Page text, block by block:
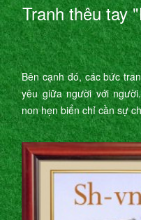
Tranh thêu tay
Bên cạnh đó, các bức
yêu giữa người với
non hẹn biển chỉ cần sự